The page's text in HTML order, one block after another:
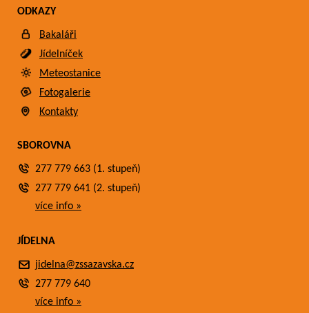
ODKAZY
Bakaláři
Jídelníček
Meteostanice
Fotogalerie
Kontakty
SBOROVNA
277 779 663 (1. stupeň)
277 779 641 (2. stupeň)
více info »
JÍDELNA
jidelna@zssazavska.cz
277 779 640
více info »